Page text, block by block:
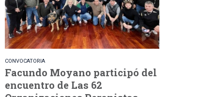
CONVOCATORIA
Facundo Moyano participó del
encuentro de Las 62